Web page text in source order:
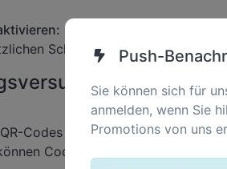
Installieren Sie
Schutz.
im
Codes können Benutzer auf
Codes nutzen, um sensible
Push-
Sie können sich für
anmelden, wenn Sie
Promotions von uns